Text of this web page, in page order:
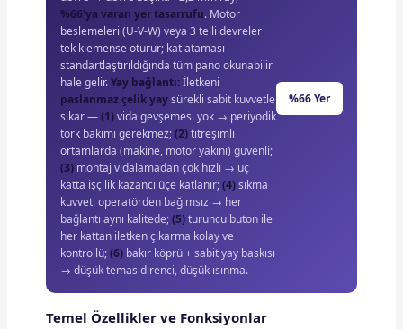
%66'ya varan yer tasarrufu. Motor
beslemeleri (U-V-W) veya 3 telli devreler
tek klemense oturur; kat ataması
standartlaştırıldığında tüm pano okunabilir
hale gelir.Yay bağlantı:İletkeni
paslanmaz çelik yaysürekli sabit kuvvetle
sıkar —(1)vida gevşemesi yok → periyodik
tork bakımı gerekmez;(2)titreşimli
ortamlarda (makine, motor yakını) güvenli;
(3) montaj vidalamadan çok hızlı → üç
katta işçilik kazancı üçe katlanır;(4)sıkma
kuvveti operatörden bağımsız → her
bağlantı aynı kalitede;(5)turuncu buton ile
her kattan iletken çıkarma kolay ve
kontrollü;(6) bakır köprü + sabit yay baskısı
→ düşük temas direnci, düşük ısınma.
%66 Yer
Temel Özellikler ve Fonksiyonlar